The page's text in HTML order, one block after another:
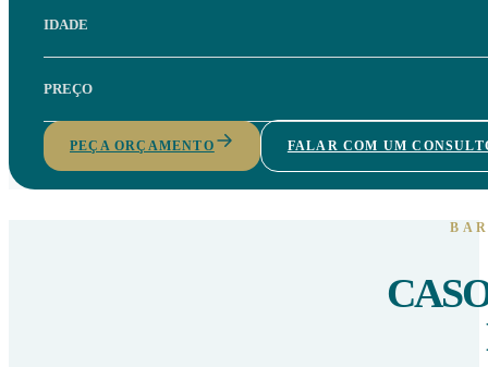
IDADE
PREÇO
PEÇA ORÇAMENTO FALAR COM UM